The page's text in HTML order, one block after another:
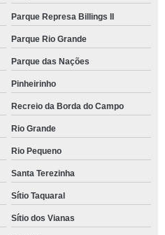
Parque Represa Billings II
Parque Rio Grande
Parque das Nações
Pinheirinho
Recreio da Borda do Campo
Rio Grande
Rio Pequeno
Santa Terezinha
Sítio Taquaral
Sítio dos Vianas